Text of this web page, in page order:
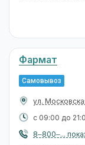
Фармат
Самовывоз
ул.
с 09:00 до
8‒800‒...